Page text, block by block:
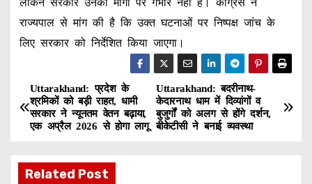
राज्यपाल से मांग की है कि उक्त घटनाओं पर निष्पक्ष जांच के
लिए सरकार को निर्देशित किया जाएगा।
P
o
Uttarakhand: बदरीनाथ-
केदारनाथ धाम में दिव्यांगों व
बुजुर्गों को अलग से होंगे दर्शन,
बीकेटीसी ने बनाई व्यवस्था
Uttarakhand: प्रदेश के
श्रमिकों को बड़ी राहत, धामी
सरकार ने न्यूनतम वेतन बढ़ाया,
एक अप्रैल 2026 से होगा लागू
Related Post